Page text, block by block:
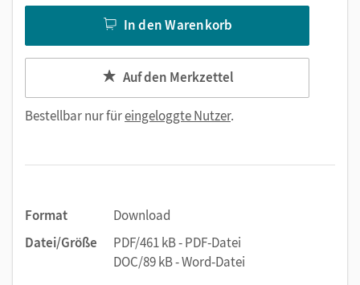
In den Warenkorb
Auf den Merkzettel
Bestellbar nur füreingeloggte Nutzer.
Format
Download
Datei/Größe
PDF/461 kB - PDF-Datei
DOC/89 kB - Word-Datei